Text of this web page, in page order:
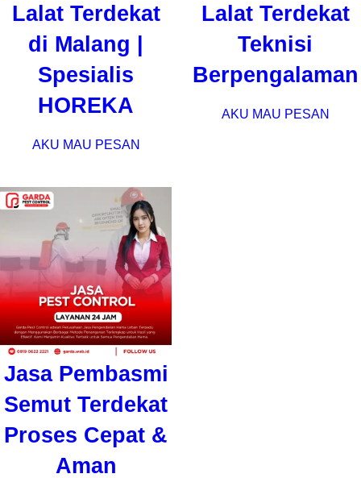
Lalat Terdekat
di Malang |
Spesialis
HOREKA
AKU MAU PESAN
Lalat Terdekat
Teknisi
Berpengalaman
AKU MAU PESAN
Jasa Pembasmi
Semut Terdekat
Proses Cepat &
Aman